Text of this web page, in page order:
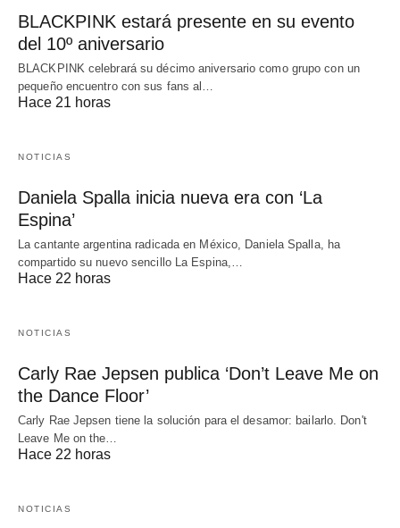
BLACKPINK estará presente en su evento
del 10º aniversario
BLACKPINK celebrará su décimo aniversario como grupo con un
pequeño encuentro con sus fans al…
Hace 21 horas
NOTICIAS
Daniela Spalla inicia nueva era con ‘La
Espina’
La cantante argentina radicada en México, Daniela Spalla, ha
compartido su nuevo sencillo La Espina,…
Hace 22 horas
NOTICIAS
Carly Rae Jepsen publica ‘Don’t Leave Me on
the Dance Floor’
Carly Rae Jepsen tiene la solución para el desamor: bailarlo. Don't
Leave Me on the…
Hace 22 horas
NOTICIAS